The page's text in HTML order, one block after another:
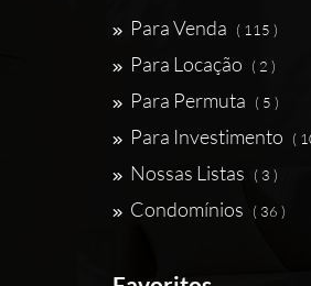
Para Venda ( 115 )
Para Locação ( 2 )
Para Permuta ( 5 )
Para Investimento (
Nossas Listas ( 3 )
Condomínios ( 36 )